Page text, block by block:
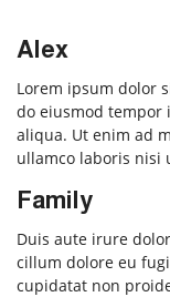
Alex
Lorem ipsum dolor
do eiusmod tempor
aliqua. Ut enim ad
ullamco laboris nisi
Family
Duis aute irure
cillum dolore eu
cupidatat non